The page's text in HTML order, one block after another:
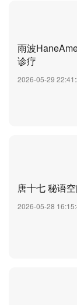
雨波
诊疗
2026-05-29
唐十七 秘语
2026-05-28